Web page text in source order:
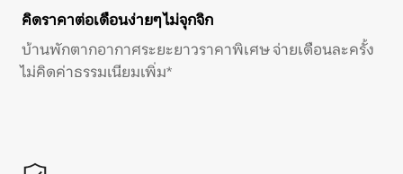
คิดราคาต่อเดือนง่ายๆ ไม่จุกจิก
บ้านพักตากอากาศระยะยาวราคาพิเศษ จ่ายเดือนละครั้ง
ไม่คิดค่าธรรมเนียมเพิ่ม*